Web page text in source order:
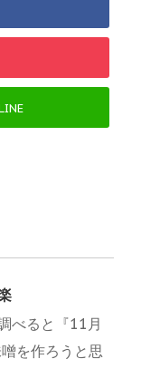
べると『11月
を作ろうと思